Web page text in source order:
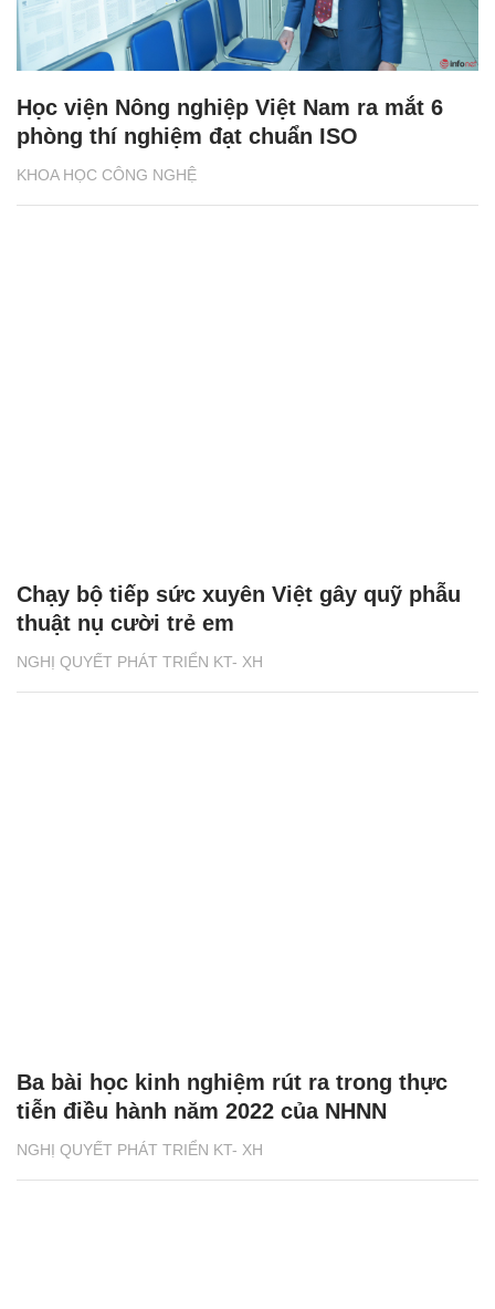
KHOA HỌC CÔNG NGHỆ
Học viện Nông nghiệp Việt Nam ra mắt 6
phòng thí nghiệm đạt chuẩn ISO
NGHỊ QUYẾT PHÁT TRIỂN KT- XH
Chạy bộ tiếp sức xuyên Việt gây quỹ phẫu
thuật nụ cười trẻ em
NGHỊ QUYẾT PHÁT TRIỂN KT- XH
Ba bài học kinh nghiệm rút ra trong thực
tiễn điều hành năm 2022 của NHNN